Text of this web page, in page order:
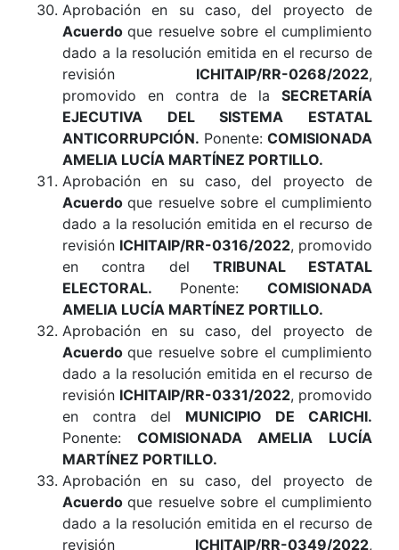
Aprobación en su caso, del proyecto de
Acuerdoque resuelve sobre el cumplimiento
dado a la resolución emitida en el recurso de
revisión ICHITAIP/RR-0268/2022,
promovido en contra de la SECRETARÍA
EJECUTIVA DEL SISTEMA ESTATAL
ANTICORRUPCIÓN. Ponente:COMISIONADA
AMELIA LUCÍA MARTÍNEZ PORTILLO.
Aprobación en su caso, del proyecto de
Acuerdoque resuelve sobre el cumplimiento
dado a la resolución emitida en el recurso de
revisión ICHITAIP/RR-0316/2022, promovido
en contra del TRIBUNAL ESTATAL
ELECTORAL. Ponente: COMISIONADA
AMELIA LUCÍA MARTÍNEZ PORTILLO.
Aprobación en su caso, del proyecto de
Acuerdoque resuelve sobre el cumplimiento
dado a la resolución emitida en el recurso de
revisión ICHITAIP/RR-0331/2022, promovido
en contra del MUNICIPIO DE CARICHI.
Ponente: COMISIONADA AMELIA LUCÍA
MARTÍNEZ PORTILLO.
Aprobación en su caso, del proyecto de
Acuerdoque resuelve sobre el cumplimiento
dado a la resolución emitida en el recurso de
revisión ICHITAIP/RR-0349/2022,